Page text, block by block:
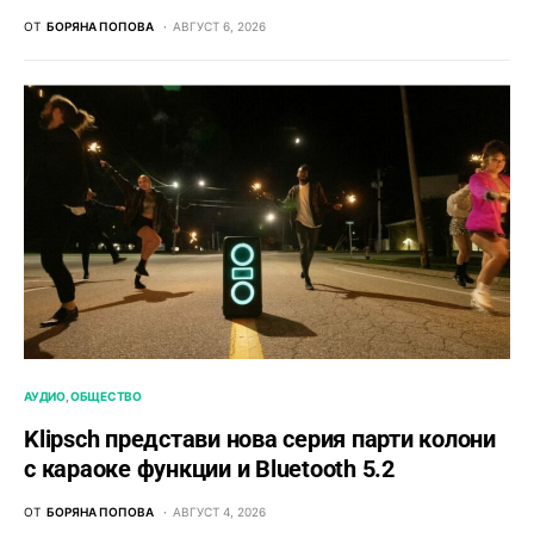
ОТ БОРЯНА ПОПОВА АВГУСТ 6, 2026
АУДИО ОБЩЕСТВО
Klipsch представи нова серия парти колони
с караоке функции и Bluetooth 5.2
ОТ БОРЯНА ПОПОВА АВГУСТ 4, 2026